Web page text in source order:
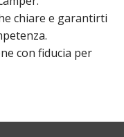
chiare e garantirti
con fiducia per